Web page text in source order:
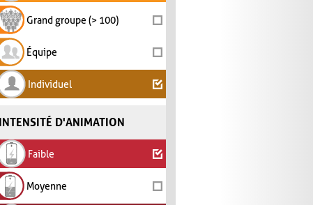
Grand groupe (> 100)
Équipe
Individuel
INTENSITÉ D'ANIMATION
Faible
Moyenne